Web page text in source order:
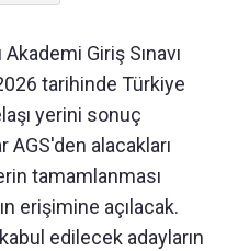
Giriş Sınavı
tarihinde Türkiye
yerini sonuç
AGS'den alacakları
tamamlanması
erişimine açılacak.
edilecek adayların